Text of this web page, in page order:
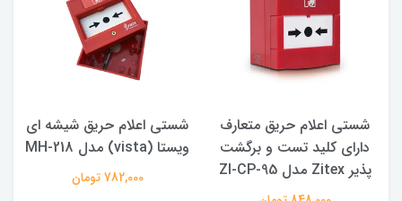
شستی اعلام حریق متعارف
دارای کلید تست و برگشت
پذیر Zitex مدل ZI-CP-95
شستی اعلام حریق شیشه ای
ویستا (vista) مدل MH-218
782,000 تومان